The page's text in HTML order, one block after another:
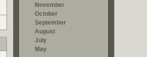
November
October
September
August
July
May